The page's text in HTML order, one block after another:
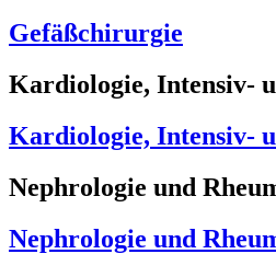
Gefäßchirurgie
Kardiologie, Intensiv-
Kardiologie, Intensiv-
Nephrologie und
Nephrologie und